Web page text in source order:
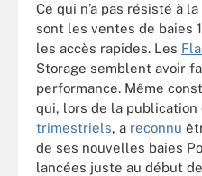
Ce qui n’a pas résisté à
sont les ventes de baies
les accès rapides. Les
Storage semblent avoir
performance. Même
qui, lors de la publication
trimestriels, a reconnu
de ses nouvelles baies
lancées juste au début